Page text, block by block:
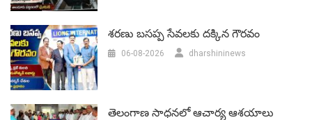
శరణు బసప్ప సేవలకు దక్కిన గౌరవం
06-08-2026 dharshininews
తెలంగాణ సాధనలో ఆచార్య ఆశయాలు